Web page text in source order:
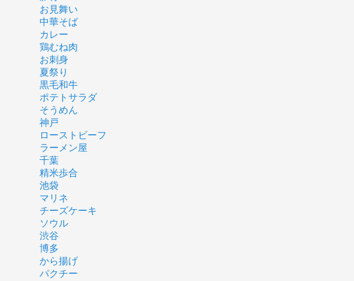
お見舞い
中華そば
カレー
鶏むね肉
お刺身
夏祭り
黒毛和牛
ポテトサラダ
そうめん
神戸
ローストビーフ
ラーメン屋
千葉
精米歩合
池袋
マリネ
チーズケーキ
ソウル
渋谷
博多
から揚げ
パクチー